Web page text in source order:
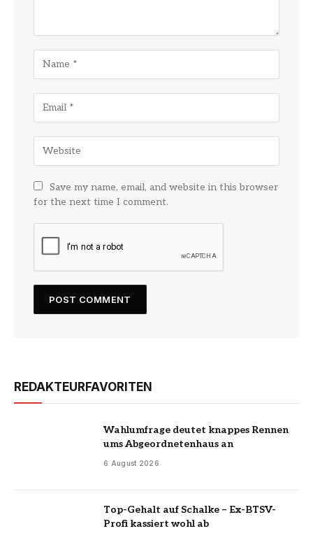
Save my name, email, and website in this browser
for the next time I comment.
REDAKTEURFAVORITEN
Wahlumfrage deutet knappes Rennen
ums Abgeordnetenhaus an
6 August 2026
Top-Gehalt auf Schalke – Ex-BTSV-
Profi kassiert wohl ab